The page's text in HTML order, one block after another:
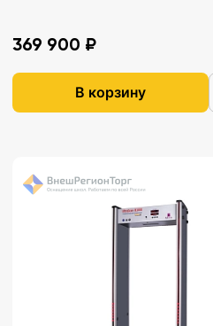
369 900 ₽
В корзину